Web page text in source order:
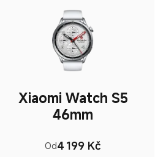
Xiaomi Watch S5
46mm
Od4 199 Kč
Current Price Kč4199